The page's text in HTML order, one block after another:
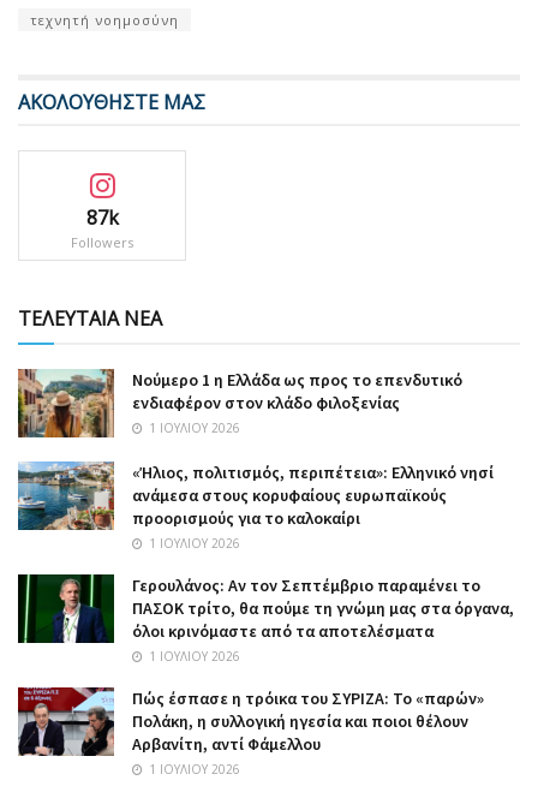
τεχνητή νοημοσύνη
ΑΚΟΛΟΥΘΗΣΤΕ ΜΑΣ
87k
Followers
ΤΕΛΕΥΤΑΙΑ ΝΕΑ
Nούμερο 1 η Ελλάδα ως προς το επενδυτικό
ενδιαφέρον στον κλάδο φιλοξενίας
1 ΙΟΥΛΊΟΥ 2026
«Ήλιος, πολιτισμός, περιπέτεια»: Ελληνικό νησί
ανάμεσα στους κορυφαίους ευρωπαϊκούς
προορισμούς για το καλοκαίρι
1 ΙΟΥΛΊΟΥ 2026
Γερουλάνος: Αν τον Σεπτέμβριο παραμένει το
ΠΑΣΟΚ τρίτο, θα πούμε τη γνώμη μας στα όργανα,
όλοι κρινόμαστε από τα αποτελέσματα
1 ΙΟΥΛΊΟΥ 2026
Πώς έσπασε η τρόικα του ΣΥΡΙΖΑ: Το «παρών»
Πολάκη, η συλλογική ηγεσία και ποιοι θέλουν
Αρβανίτη, αντί Φάμελλου
1 ΙΟΥΛΊΟΥ 2026